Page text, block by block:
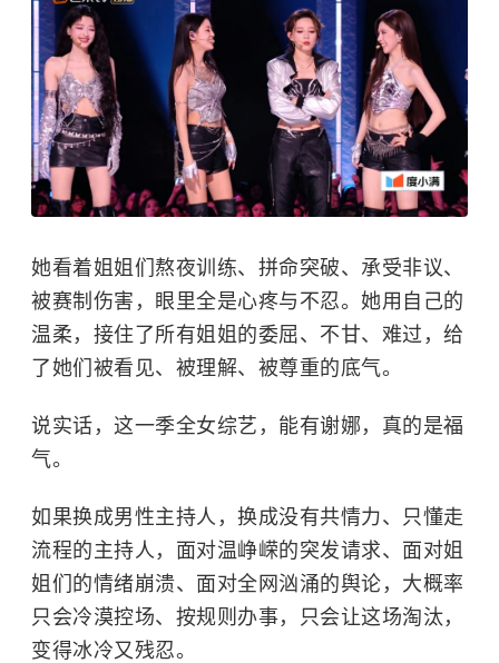
她看着姐姐们熬夜训练、拼命突破、承受非议、
被赛制伤害，眼里全是心疼与不忍。她用自己的
温柔，接住了所有姐姐的委屈、不甘、难过，给
了她们被看见、被理解、被尊重的底气。
说实话，这一季全女综艺，能有谢娜，真的是福
气。
如果换成男性主持人，换成没有共情力、只懂走
流程的主持人，面对温峥嵘的突发请求、面对姐
姐们的情绪崩溃、面对全网汹涌的舆论，大概率
只会冷漠控场、按规则办事，只会让这场淘汰，
变得冰冷又残忍。